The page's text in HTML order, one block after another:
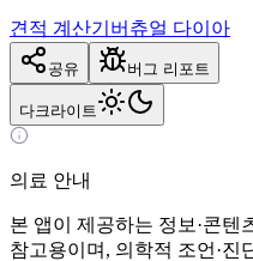
견적 계산기 버츄얼 다이아
공유 버그 리포트
다크 라이트
의료 안내
본 앱이 제공하는 정보·콘텐
참고용이며, 의학적 조언·진